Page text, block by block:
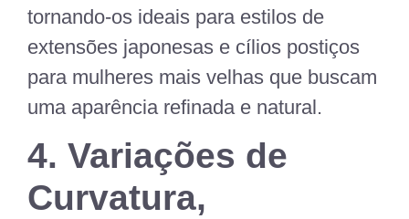
tornando-os ideais para estilos de
extensões japonesas e cílios postiços
para mulheres mais velhas que buscam
uma aparência refinada e natural.
4. Variações de
Curvatura,